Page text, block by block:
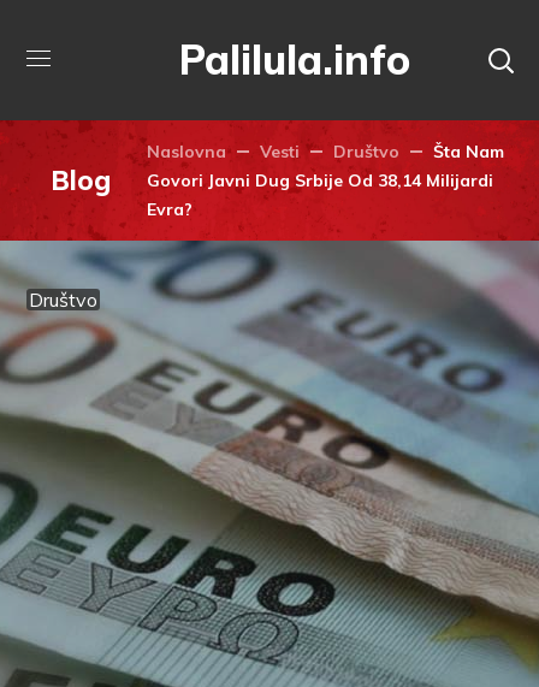
Palilula.info
Blog
Naslovna Vesti Društvo
Šta Nam
Govori Javni Dug Srbije Od 38,14 Milijardi
Evra?
Društvo